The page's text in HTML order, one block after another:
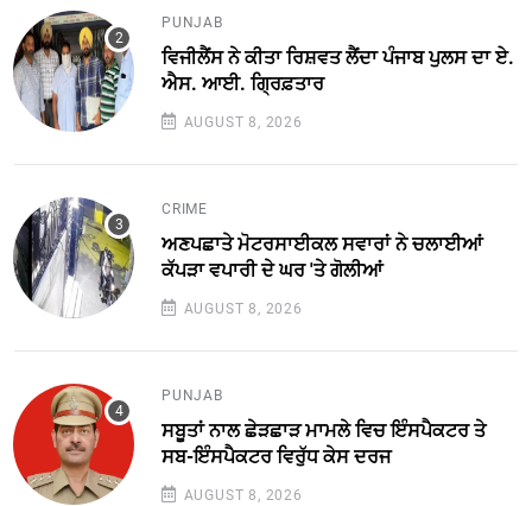
PUNJAB
ਵਿਜੀਲੈਂਸ ਨੇ ਕੀਤਾ ਰਿਸ਼ਵਤ ਲੈਂਦਾ ਪੰਜਾਬ ਪੁਲਸ ਦਾ ਏ.
ਐਸ. ਆਈ. ਗ੍ਰਿਫ਼ਤਾਰ
AUGUST 8, 2026
CRIME
ਅਣਪਛਾਤੇ ਮੋਟਰਸਾਈਕਲ ਸਵਾਰਾਂ ਨੇ ਚਲਾਈਆਂ
ਕੱਪੜਾ ਵਪਾਰੀ ਦੇ ਘਰ 'ਤੇ ਗੋਲੀਆਂ
AUGUST 8, 2026
PUNJAB
ਸਬੂਤਾਂ ਨਾਲ ਛੇੜਛਾੜ ਮਾਮਲੇ ਵਿਚ ਇੰਸਪੈਕਟਰ ਤੇ
ਸਬ-ਇੰਸਪੈਕਟਰ ਵਿਰੁੱਧ ਕੇਸ ਦਰਜ
AUGUST 8, 2026